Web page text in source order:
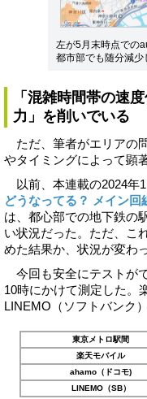
左が5月末時点での
都市部でも随分減少
「混雑時間帯の速
力」を削いでいる
ただ、筆者がエリアの
やタイミングによって顕
以前、本連載の2024年
どうなってる？ メイン回
は、都心部での地下鉄の
い状況だった。ただ、こ
めた結果か、状況が変わ
今回も安全にテストが
10時にかけて測定した。
LINEMO（ソフトバンク
東京メトロ駅間
楽天モバイル
ahamo（ドコモ)
LINEMO（SB）